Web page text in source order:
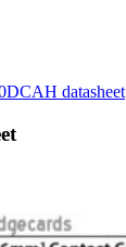
datasheet